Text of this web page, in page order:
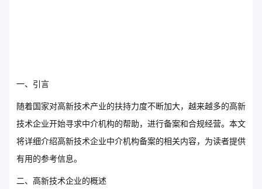
一、引言
随着国家对高新技术产业的扶持力度不断加大，越来越多的高新
技术企业开始寻求中介机构的帮助，进行备案和合规经营。本文
将详细介绍高新技术企业中介机构备案的相关内容，为读者提供
有用的参考信息。
二、高新技术企业的概述